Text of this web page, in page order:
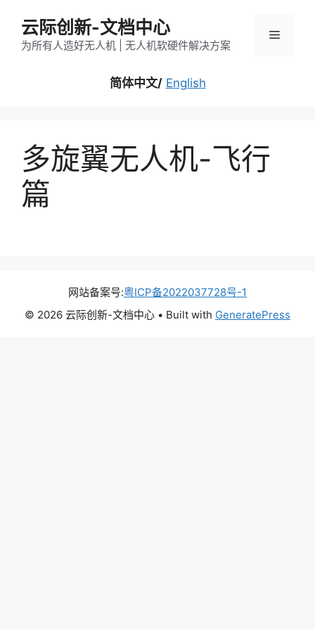
云际创新-文档中心
为所有人造好无人机 | 无人机软硬件解决方案
菜
简体中文/ English
多旋翼无人机-飞行
篇
网站备案号:粤ICP备2022037728号-1
© 2026 云际创新-文档中心 • Built with GeneratePress